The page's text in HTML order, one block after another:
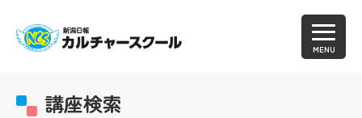
MENU
講座検索